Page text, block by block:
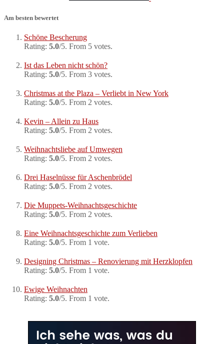
Am besten bewertet
Schöne Bescherung
Rating: 5.0/5. From 5 votes.
Ist das Leben nicht schön?
Rating: 5.0/5. From 3 votes.
Christmas at the Plaza – Verliebt in New York
Rating: 5.0/5. From 2 votes.
Kevin – Allein zu Haus
Rating: 5.0/5. From 2 votes.
Weihnachtsliebe auf Umwegen
Rating: 5.0/5. From 2 votes.
Drei Haselnüsse für Aschenbrödel
Rating: 5.0/5. From 2 votes.
Die Muppets-Weihnachtsgeschichte
Rating: 5.0/5. From 2 votes.
Eine Weihnachtsgeschichte zum Verlieben
Rating: 5.0/5. From 1 vote.
Designing Christmas – Renovierung mit Herzklopfen
Rating: 5.0/5. From 1 vote.
Ewige Weihnachten
Rating: 5.0/5. From 1 vote.